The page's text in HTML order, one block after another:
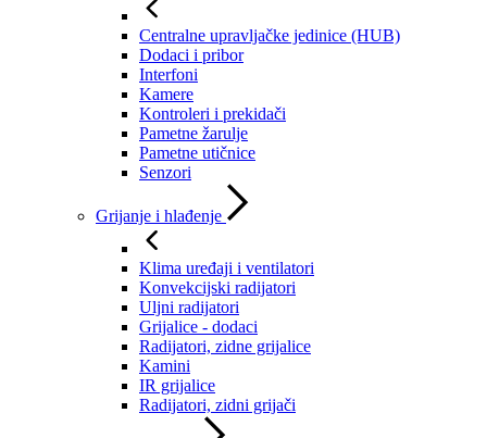
Centralne upravljačke jedinice (HUB)
Dodaci i pribor
Interfoni
Kamere
Kontroleri i prekidači
Pametne žarulje
Pametne utičnice
Senzori
Grijanje i hlađenje
Klima uređaji i ventilatori
Konvekcijski radijatori
Uljni radijatori
Grijalice - dodaci
Radijatori, zidne grijalice
Kamini
IR grijalice
Radijatori, zidni grijači